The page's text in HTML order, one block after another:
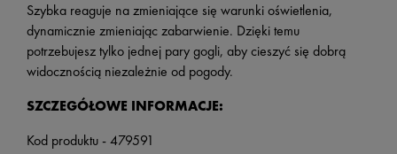
Szybka reaguje na zmieniające się warunki oświetlenia,
dynamicznie zmieniając zabarwienie. Dzięki temu
potrzebujesz tylko jednej pary gogli, aby cieszyć się dobrą
widocznością niezależnie od pogody.
SZCZEGÓŁOWE INFORMACJE:
Kod produktu - 479591